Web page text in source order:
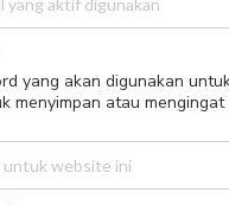
yang akan digunakan
menyimpan atau